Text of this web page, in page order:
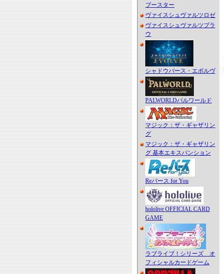
ブースター
ヴァイスシュヴァルツロゼ
ヴァイスシュヴァルツブラ
ウ
シャドウバース・エボルヴ
PALWORLDパルワールド
マジック：ザ・ギャザリン
グ
マジック：ザ・ギャザリン
グ 基本エキスパンション
Reバース for You
hololive OFFICIAL CARD
GAME
ラブライブ！シリーズ オ
フィシャルカードゲーム